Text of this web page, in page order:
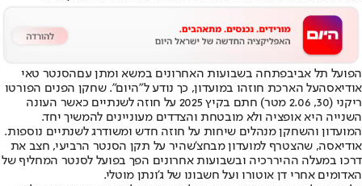
הפועל תל אביבפתחה בשבועות האחרונים במשא ומתן עםהסנטר טאי
אודיאסהעל הארכת חוזהו במועדון, כך נודע ל"היום". שחקן הפנים הפורטו
ריקני (30, 2.06 מטר) חתם בקיץ 2025 על חוזה לשנתיים כאשר העונה
השנייה היא אופציה ולא מובטחת והצדדים מעוניינים להמשיך יחד.
המועדון והשחקן מנהלים שיחות על חוזה חדש ומשודרג לשנתיים נוספות.
אודיאסה, שהצטרף למועדון מבחצ'שהיר על תקן הסנטר הרביעי, חצב את
דרכו במעלה ההיררכיה ובשבועות אחרונים הפך בפועל לסנטר המחליף של
האדומים אחרי דן אוטורו ועל חשבונו של ג'ונתן מוטלי.